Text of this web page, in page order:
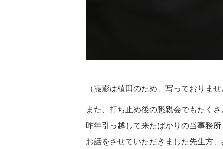
（撮影は植田のため、写っておりま
また、打ち止め後の懇親会でもたく
昨年引っ越して来たばかりの当事務
お話をさせていただきました先生方